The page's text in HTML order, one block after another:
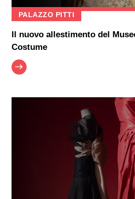
PALAZZO PITTI
Il nuovo allestimento del
Costume